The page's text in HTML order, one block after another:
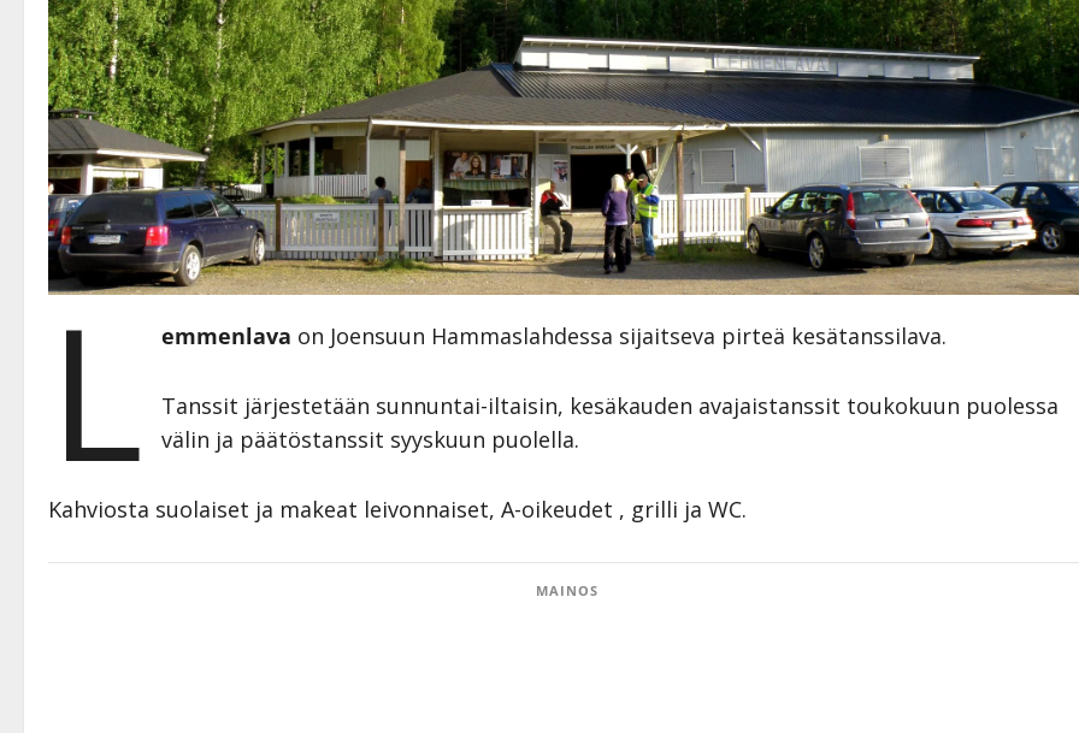
L emmenlava on Joensuun Hammaslahdessa sijaitseva pirteä kesätanssilava.
Tanssit järjestetään sunnuntai-iltaisin, kesäkauden avajaistanssit toukokuun puolessa
välin ja päätöstanssit syyskuun puolella.
Kahviosta suolaiset ja makeat leivonnaiset, A-oikeudet , grilli ja WC.
MAINOS